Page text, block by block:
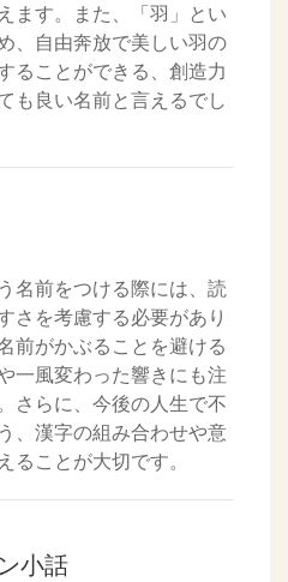
ます。また、「羽」とい
、自由奔放で美しい羽の
ることができる、創造力
も良い名前と言えるでし
名前をつける際には、読
さを考慮する必要があり
前がかぶることを避ける
一風変わった響きにも注
さらに、今後の人生で不
、漢字の組み合わせや意
ることが大切です。
小話